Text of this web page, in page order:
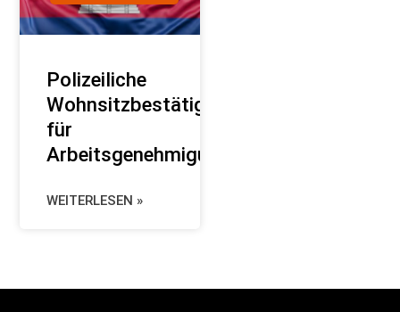
Polizeiliche
Wohnsitzbestätigung
für
Arbeitsgenehmigung
WEITERLESEN »